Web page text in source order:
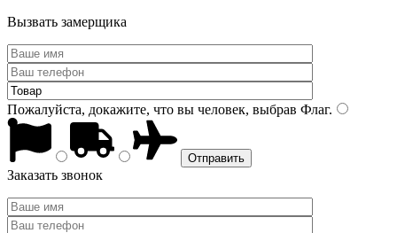
Вызвать замерщика
Пожалуйста, докажите, что вы человек, выбрав Флаг.
Заказать звонок